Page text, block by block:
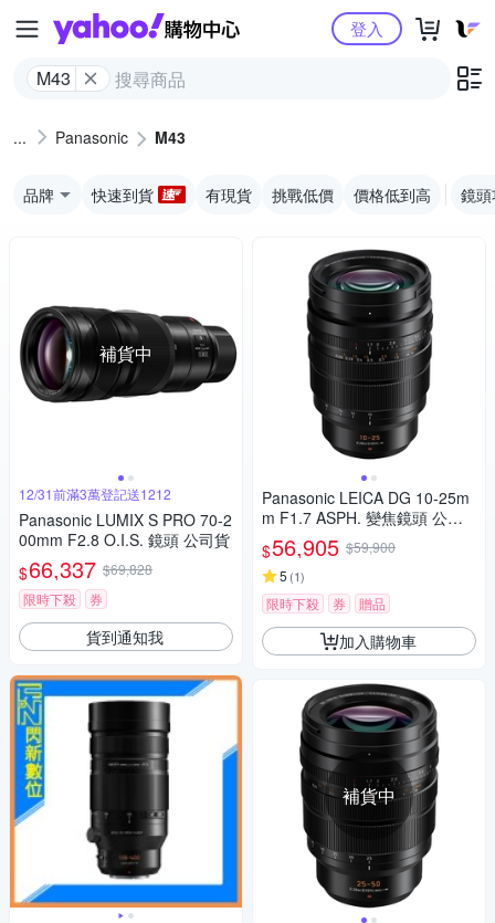
Yahoo購物中心
M43
登入
Panasonic M43
品牌 快速到貨 有現貨 挑戰低價 價格低到高 鏡
補貨中
12/31前滿3萬登記送1212
Panasonic LUMIX S PRO 70-2
00mm F2.8 O.I.S. 鏡頭 公司貨
$66,337 $69,828
限時下殺
券
貨到通知我
Panasonic LEICA DG 10-25m
m F1.7 ASPH. 變焦鏡頭 公司
貨
$56,905 $59,900
5 (1)
限時下殺 券 贈品
加入購物車
補貨中